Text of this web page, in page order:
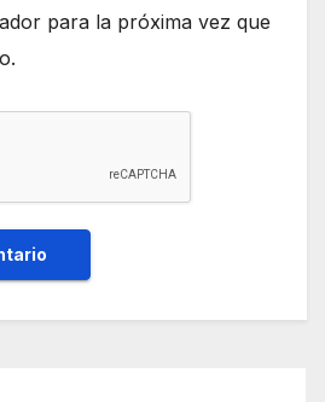
para la próxima vez que